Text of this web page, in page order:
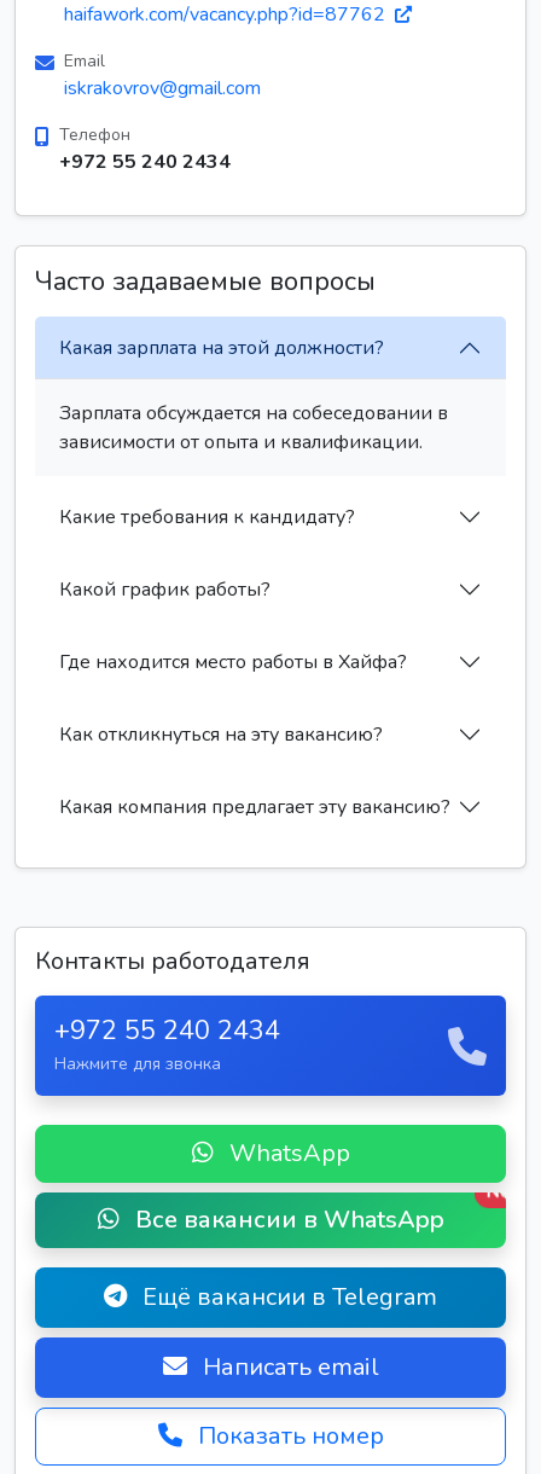
haifawork.com/vacancy.php?id=87762
Email
iskrakovrov@gmail.com
Телефон
+972 55 240 2434
Часто задаваемые вопросы
Какая зарплата на этой должности?
Зарплата обсуждается на собеседовании в
зависимости от опыта и квалификации.
Какие требования к кандидату?
Какой график работы?
Где находится место работы в Хайфа?
Как откликнуться на эту вакансию?
Какая компания предлагает эту вакансию?
Контакты работодателя
+972 55 240 2434
Нажмите для звонка
WhatsApp
Все вакансии в WhatsApp
New
Ещё вакансии в Telegram
Написать email
Показать номер